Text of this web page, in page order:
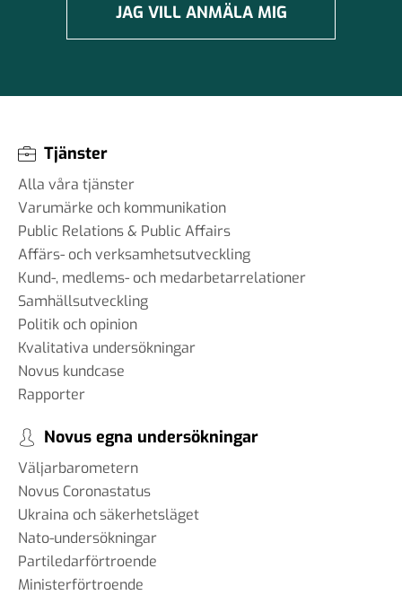
JAG VILL ANMÄLA MIG
Tjänster
Alla våra tjänster
Varumärke och kommunikation
Public Relations & Public Affairs
Affärs- och verksamhetsutveckling
Kund-, medlems- och medarbetarrelationer
Samhällsutveckling
Politik och opinion
Kvalitativa undersökningar
Novus kundcase
Rapporter
Novus egna undersökningar
Väljarbarometern
Novus Coronastatus
Ukraina och säkerhetsläget
Nato-undersökningar
Partiledarförtroende
Ministerförtroende